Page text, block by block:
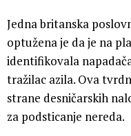
Jedna britanska
optužena je da je na
identifikovala
tražilac azila. Ova
strane desničarskih
za podsticanje nereda.